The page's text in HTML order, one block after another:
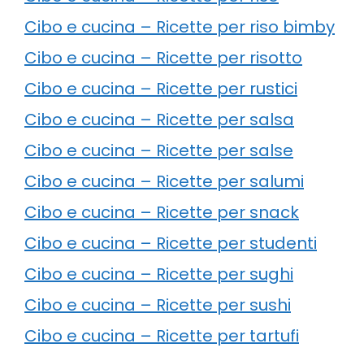
Cibo e cucina – Ricette per riso bimby
Cibo e cucina – Ricette per risotto
Cibo e cucina – Ricette per rustici
Cibo e cucina – Ricette per salsa
Cibo e cucina – Ricette per salse
Cibo e cucina – Ricette per salumi
Cibo e cucina – Ricette per snack
Cibo e cucina – Ricette per studenti
Cibo e cucina – Ricette per sughi
Cibo e cucina – Ricette per sushi
Cibo e cucina – Ricette per tartufi